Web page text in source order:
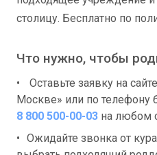
столицу. Бесплатно по
Что нужно, чтобы
Оставьте заявку на
Москве» или по телефону
8 800 500-00-03 на любом
Ожидайте звонка от